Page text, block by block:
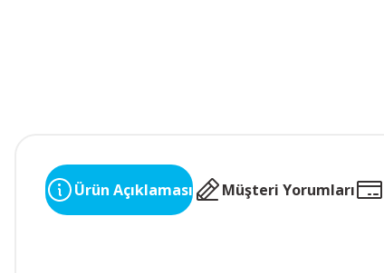
Ürün Açıklaması Müşteri Yorumları